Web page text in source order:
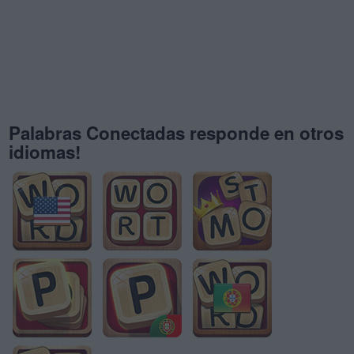
Palabras Conectadas responde en otros
idiomas!